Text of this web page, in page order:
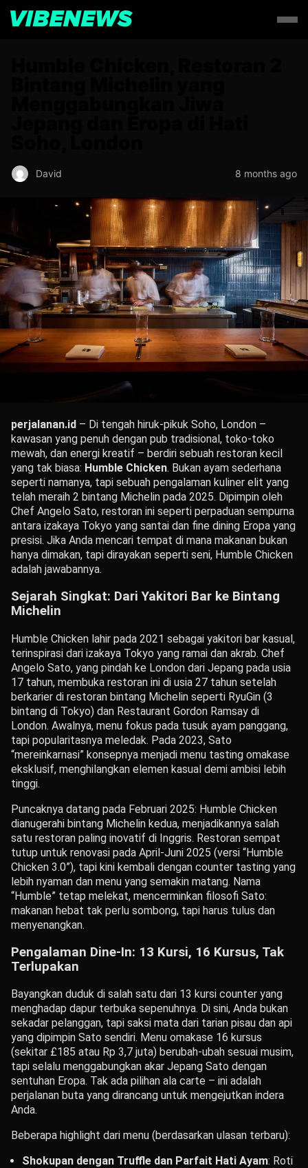
David 8 months ago
perjalanan.id – Di tengah hiruk-pikuk Soho, London –
kawasan yang penuh dengan pub tradisional, toko-toko
mewah, dan energi kreatif – berdiri sebuah restoran kecil
yang tak biasa: Humble Chicken. Bukan ayam sederhana
seperti namanya, tapi sebuah pengalaman kuliner elit yang
telah meraih 2 bintang Michelin pada 2025. Dipimpin oleh
Chef Angelo Sato, restoran ini seperti perpaduan sempurna
antara izakaya Tokyo yang santai dan fine dining Eropa yang
presisi. Jika Anda mencari tempat di mana makanan bukan
hanya dimakan, tapi dirayakan seperti seni, Humble Chicken
adalah jawabannya.
Sejarah Singkat: Dari Yakitori Bar ke Bintang
Michelin
Humble Chicken lahir pada 2021 sebagai yakitori bar kasual,
terinspirasi dari izakaya Tokyo yang ramai dan akrab. Chef
Angelo Sato, yang pindah ke London dari Jepang pada usia
17 tahun, membuka restoran ini di usia 27 tahun setelah
berkarier di restoran bintang Michelin seperti RyuGin (3
bintang di Tokyo) dan Restaurant Gordon Ramsay di
London. Awalnya, menu fokus pada tusuk ayam panggang,
tapi popularitasnya meledak. Pada 2023, Sato
“mereinkarnasi” konsepnya menjadi menu tasting omakase
eksklusif, menghilangkan elemen kasual demi ambisi lebih
tinggi.
Puncaknya datang pada Februari 2025: Humble Chicken
dianugerahi bintang Michelin kedua, menjadikannya salah
satu restoran paling inovatif di Inggris. Restoran sempat
tutup untuk renovasi pada April-Juni 2025 (versi “Humble
Chicken 3.0”), tapi kini kembali dengan counter tasting yang
lebih nyaman dan menu yang semakin matang. Nama
“Humble” tetap melekat, mencerminkan filosofi Sato:
makanan hebat tak perlu sombong, tapi harus tulus dan
menyenangkan.
Pengalaman Dine-In: 13 Kursi, 16 Kursus, Tak
Terlupakan
Bayangkan duduk di salah satu dari 13 kursi counter yang
menghadap dapur terbuka sepenuhnya. Di sini, Anda bukan
sekadar pelanggan, tapi saksi mata dari tarian pisau dan api
yang dipimpin Sato sendiri. Menu omakase 16 kursus
(sekitar £185 atau Rp 3,7 juta) berubah-ubah sesuai musim,
tapi selalu menggabungkan akar Jepang Sato dengan
sentuhan Eropa. Tak ada pilihan ala carte – ini adalah
perjalanan buta yang dirancang untuk mengejutkan indera
Anda.
Beberapa highlight dari menu (berdasarkan ulasan terbaru):
Shokupan dengan Truffle dan Parfait Hati Ayam: Roti